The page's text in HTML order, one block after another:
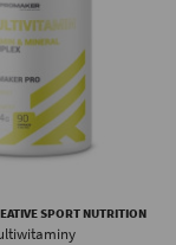
SPORT NUTRITION